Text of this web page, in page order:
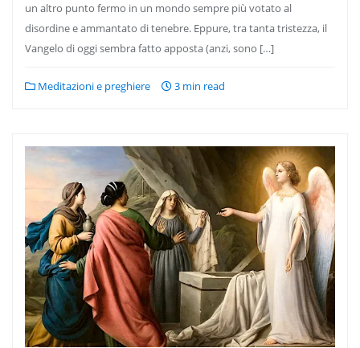
un altro punto fermo in un mondo sempre più votato al
disordine e ammantato di tenebre. Eppure, tra tanta tristezza, il
Vangelo di oggi sembra fatto apposta (anzi, sono […]
Meditazioni e preghiere 3 min read